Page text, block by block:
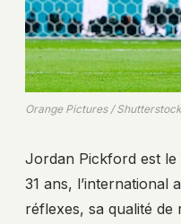
Orange Pictures /
Jordan Pickford est le
31 ans, l’international
réflexes, sa qualité de